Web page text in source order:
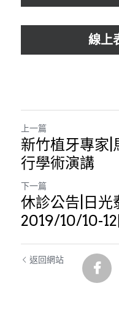
線上
上一篇
新竹植牙專家|
行學術演講
下一篇
休診公告|日光
2019/10/10-
返回網站